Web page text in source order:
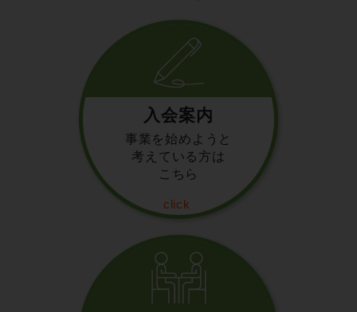
入会案内
事業を始めようと
考えている方は
こちら